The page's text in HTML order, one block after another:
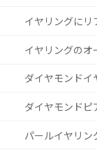
イヤリングにリ
イヤリングのオ
ダイヤモンドイ
ダイヤモンドピ
パールイヤリン